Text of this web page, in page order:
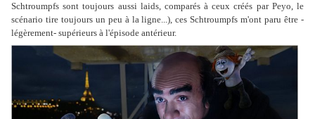
Schtroumpfs sont toujours aussi laids, comparés à ceux créés par Peyo, le
scénario tire toujours un peu à la ligne...), ces Schtroumpfs m'ont paru être -
légèrement- supérieurs à l'épisode antérieur.